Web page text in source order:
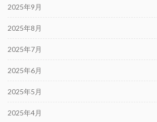
2025年9月
2025年8月
2025年7月
2025年6月
2025年5月
2025年4月